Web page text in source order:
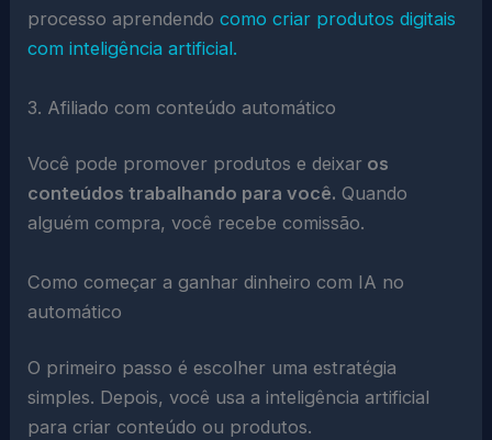
processo aprendendocomo criar produtos digitais
com inteligência artificial.
3. Afiliado com conteúdo automático
Você pode promover produtos e deixar os
conteúdos trabalhando para você. Quando
alguém compra, você recebe comissão.
Como começar a ganhar dinheiro com IA no
automático
O primeiro passo é escolher uma estratégia
simples. Depois, você usa a inteligência artificial
para criar conteúdo ou produtos.